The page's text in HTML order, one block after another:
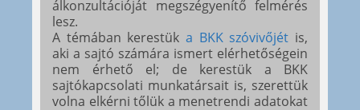
álkonzultációját megszégyenítő felmérés
lesz.
A témában kerestük a BKK szóvivőjét is,
aki a sajtó számára ismert elérhetőségein
nem érhető el; de kerestük a BKK
sajtókapcsolati munkatársait is, szerettük
volna elkérni tőlük a menetrendi adatokat